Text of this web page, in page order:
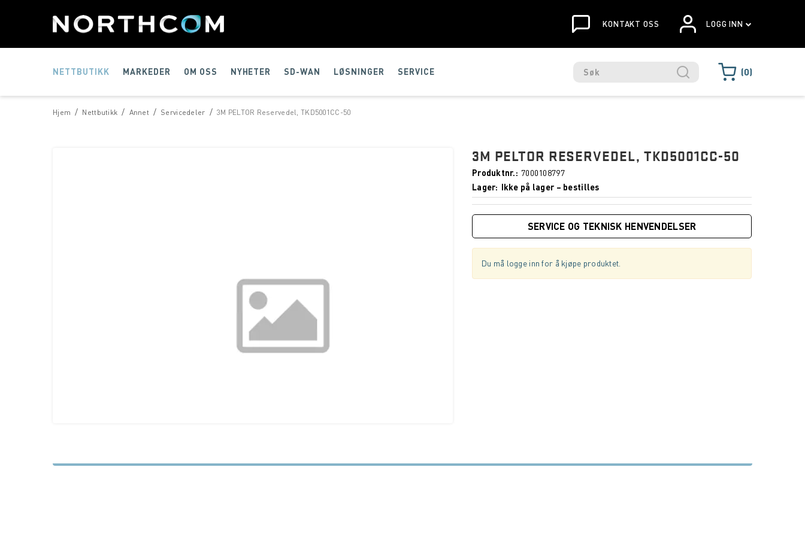
KONTAKT OSS LOGG INN
NETTBUTIKK MARKEDER OM OSS NYHETER SD-WAN LØSNINGER SERVICE 0
/
Hjem /
Nettbutikk /
Annet /
Servicedeler 3M PELTOR Reservedel, TKD5001CC-50
3M PELTOR RESERVEDEL, TKD5001CC-50
Produktnr.
7000108797
Lager
Ikke på lager – bestilles
SERVICE OG TEKNISK HENVENDELSER
Du må logge inn for å kjøpe produktet.